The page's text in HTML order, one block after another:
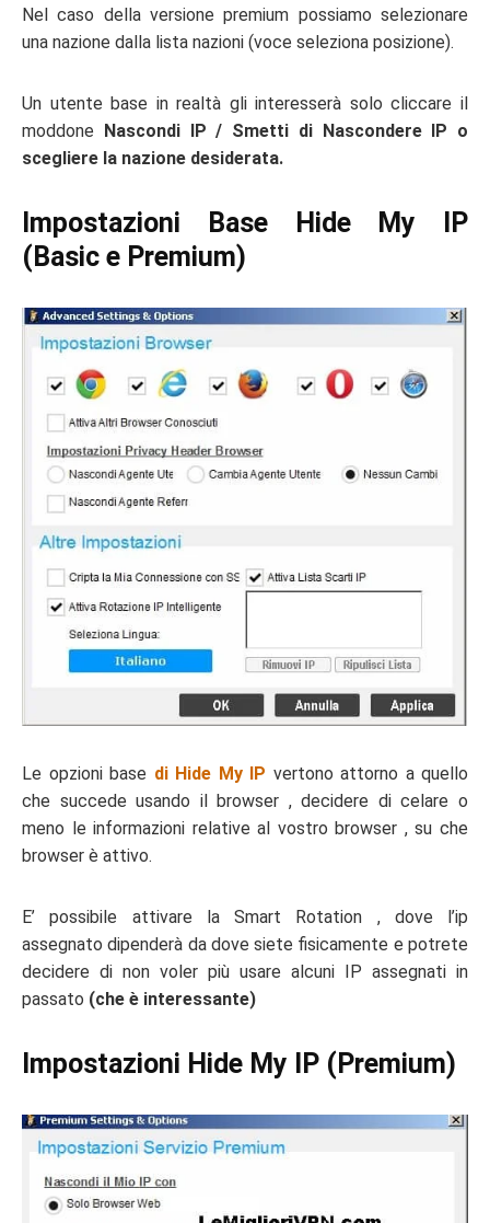
Nel caso della versione premium possiamo selezionare
una nazione dalla lista nazioni (voce seleziona posizione).
Un utente base in realtà gli interesserà solo cliccare il
moddone Nascondi IP / Smetti di Nascondere IP o
scegliere la nazione desiderata.
Impostazioni Base Hide My IP
(Basic e Premium)
Le opzioni base di Hide My IP vertono attorno a quello
che succede usando il browser , decidere di celare o
meno le informazioni relative al vostro browser , su che
browser è attivo.
E’ possibile attivare la Smart Rotation , dove l’ip
assegnato dipenderà da dove siete fisicamente e potrete
decidere di non voler più usare alcuni IP assegnati in
passato (che è interessante)
Impostazioni Hide My IP (Premium)